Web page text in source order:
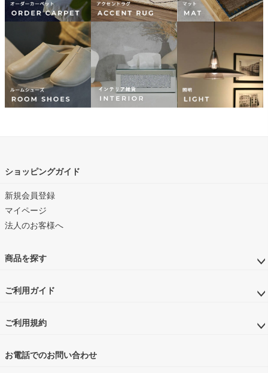
ショッピングガイド
新規会員登録
マイページ
法人のお客様へ
商品を探す
ご利用ガイド
ご利用規約
お電話でのお問い合わせ